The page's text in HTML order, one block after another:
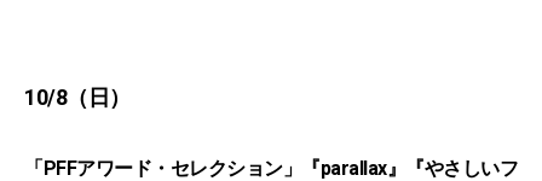
10/8（日）
「PFFアワード・セレクション」『parallax』『やさしいフ